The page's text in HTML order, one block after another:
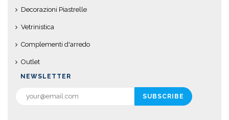
Decorazioni Piastrelle
Vetrinistica
Complementi d'arredo
Outlet
NEWSLETTER